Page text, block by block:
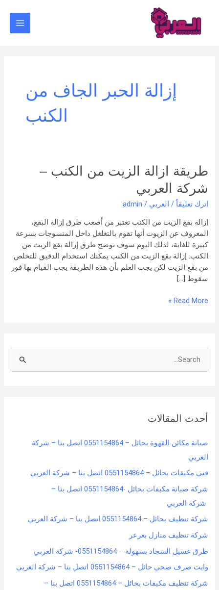
المحتوى
إزالة الحبر الجاف من
الكنب
طريقة ازالة الزيت من الكنب –
شركة العربي
اترك تعليقاً / العربي /
admin
إزالة بقع الزيت من الكنب تعتبر من أصعب طرق إزالة البقع،
المعروف عن الزيوت أنها تقوم بالتغلغل داخل المنسوجات بسرعة
كبيرة للغاية، لذلك اليوم سوف نوضح طرق إزالة بقع الزيت من
الكنب. إزالة بقع الزيت من الكنب يمكنك استخدام الدقيق للتخلص
من بقع الزيت لكن يجب العلم بأن هذه الطريقة يجب القيام بها فور
سقوط […]
طريقة
ازالة
الزيت
من
–
شركة
العربي
Read More »
c
f
o
r
:
أحدث المقالات
صيانة مكائن القهوة بحائل – 0551154864 اتصل بنا – شركة
العربي
فني مكيفات بحائل – 0551154864 اتصل بنا – شركة العربي
شركة صيانة مكيفات بحائل -0551154864 اتصل بنا –
شركة العربي
شركة تنظيف بحائل – 0551154864 اتصل بنا – شركة العربي
شركة تنظيف منازل بعرعر
طرق غسيل السجاد بسهولة – 0551154864- شركة العربي
وايت صرف صحي حائل – 0551154864 اتصل بنا – شركة العربي
شركة تنظيف مكيفات بحائل – 0551154864 اتصل بنا –